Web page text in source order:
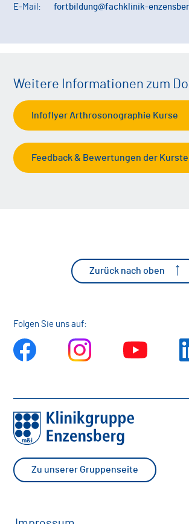
E-Mail:
fortbildung@fachklinik-
Weitere Informationen zum
Infoflyer Arthrosonographie Kurse
Folgen Sie uns auf:
Zurück nach oben
Zu unserer Gruppenseite